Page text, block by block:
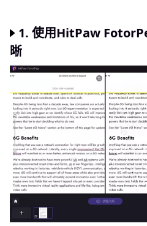
1. 使用HitPaw
晰